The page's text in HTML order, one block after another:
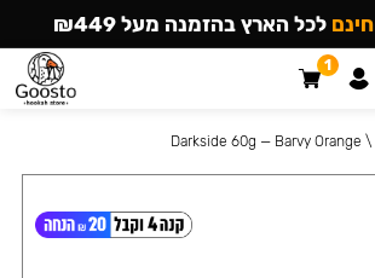
\
Darkside 60g — Barvy Orange
חינם לכל הארץ בהזמנה מעל ₪449
1